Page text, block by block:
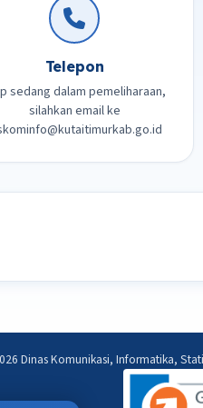
Telepon
sedang dalam pemeliharaan,
silahkan email ke
Dinas Komunikasi, Informatika,